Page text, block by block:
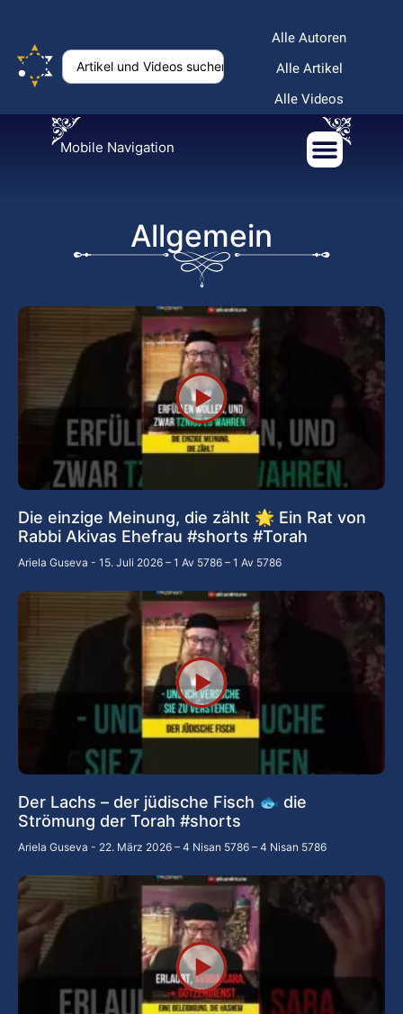
Alle Autoren
Alle Artikel
Alle Videos
Mobile Navigation
Allgemein
Die einzige Meinung, die zählt 🌟 Ein Rat von
Rabbi Akivas Ehefrau #shorts #Torah
Ariela Guseva 15. Juli 2026 – 1 Av 5786 – 1 Av 5786
Der Lachs – der jüdische Fisch 🐟 die
Strömung der Torah #shorts
Ariela Guseva 22. März 2026 – 4 Nisan 5786 – 4 Nisan 5786